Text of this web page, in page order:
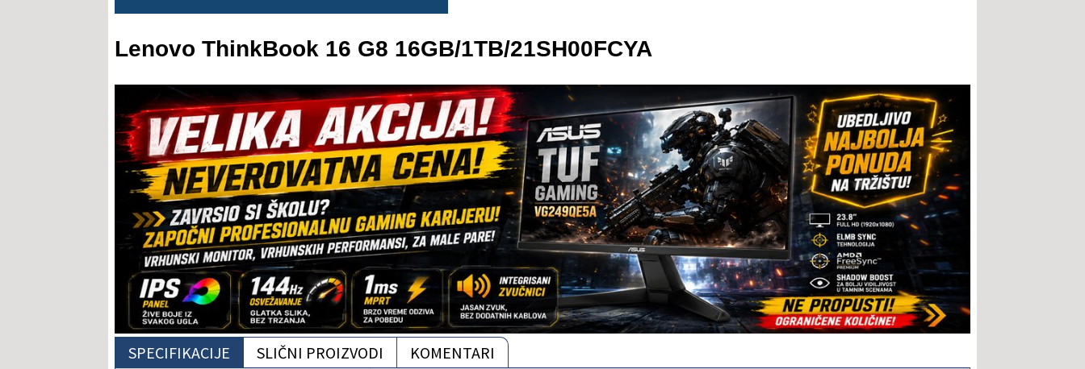
Lenovo ThinkBook 16 G8 16GB/1TB/21SH00FCYA
SPECIFIKACIJE SLIČNI PROIZVODI KOMENTARI